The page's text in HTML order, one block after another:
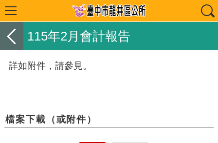
115年2月會計報告
詳如附件，請參見。
檔案下載（或附件）